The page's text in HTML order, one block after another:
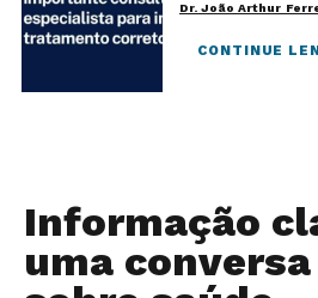
Dr. João Arthur
CONTINUE
Informação
uma